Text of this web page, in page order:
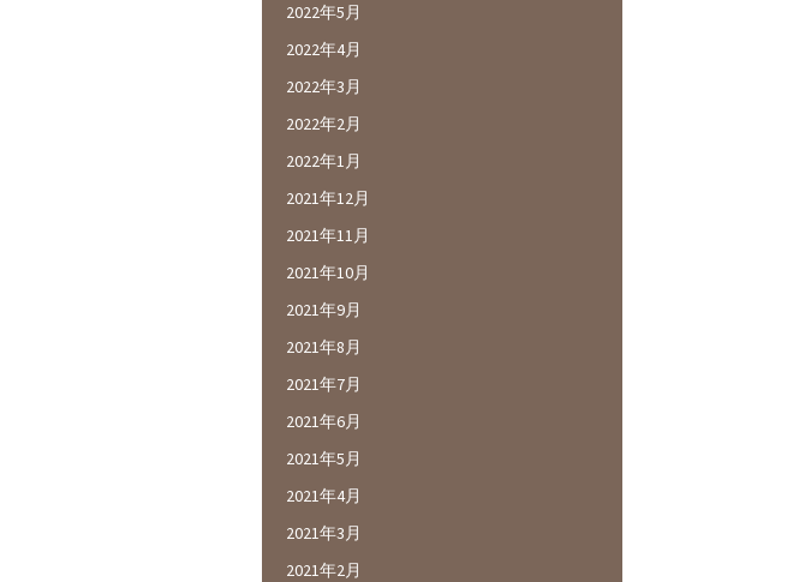
2022年5月
2022年4月
2022年3月
2022年2月
2022年1月
2021年12月
2021年11月
2021年10月
2021年9月
2021年8月
2021年7月
2021年6月
2021年5月
2021年4月
2021年3月
2021年2月